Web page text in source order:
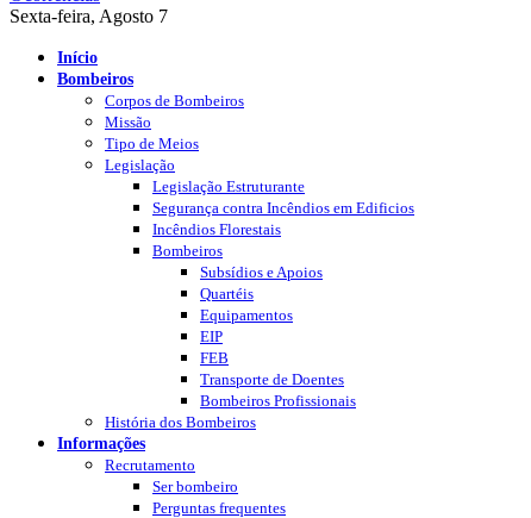
Sexta-feira, Agosto 7
Início
Bombeiros
Corpos de Bombeiros
Missão
Tipo de Meios
Legislação
Legislação Estruturante
Segurança contra Incêndios em Edificios
Incêndios Florestais
Bombeiros
Subsídios e Apoios
Quartéis
Equipamentos
EIP
FEB
Transporte de Doentes
Bombeiros Profissionais
História dos Bombeiros
Informações
Recrutamento
Ser bombeiro
Perguntas frequentes